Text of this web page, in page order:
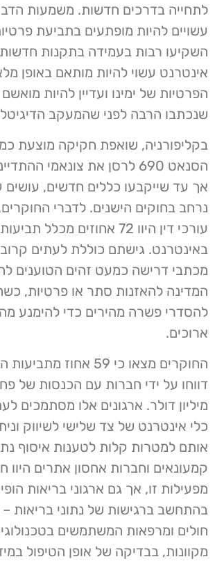
לתחייה בדרכים חדשות. משמעות
עשויים להיות מופתעים בתביעת
השקיעו רבות בעמידה בתקנות
אינטרנט עשוי להיות מותאם באופן
הפרטיות של ימינו ועדיין להיות
שנכתבו הרבה לפני שהמעקב
בקליפורניה, שואפת חקיקה מוצעת
הסנאט 690 לרסן את צונאמי
אך עד שייקבעו כללים חדשים, עושים
נרחב בחוקים הישנים. לדברי
עורכי דין היוו 72 אחוזים מכלל
באינטרנט. גישתם כוללת לעתים
מכתבי דרישה כמעט זהים הטוענים
המדינה להאזנות סתר או פרטיות,
להסדרי פשרה מהירים כדי להימנע
ארוכים.
החוקרים מצאו כי 59
מיליון דולר. ארגונים אלו מסתמכים
כלי אינטרנט של צד שלישי לשיווק
אותם למטרות קלות לטענות איסוף
קמעונאים וחברות אחסון אתרים היוו
מפעילות זו, אך גם ארגוני בריאות
בהתחשב ברגישות של נתוני בריאות
חולים ומרפאות המשתמשים
מקוונות, בבדיקה של אופן הטיפול